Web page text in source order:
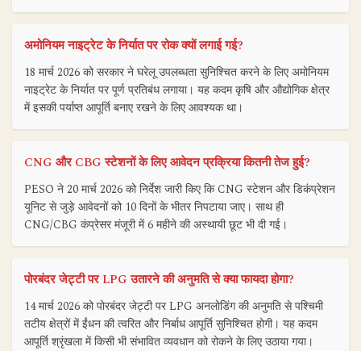
अमोनियम नाइट्रेट के निर्यात पर रोक क्यों लगाई गई?
18 मार्च 2026 को सरकार ने घरेलू उपलब्धता सुनिश्चित करने के लिए अमोनियम
नाइट्रेट के निर्यात पर पूर्ण प्रतिबंध लगाया। यह कदम कृषि और औद्योगिक क्षेत्र
में इसकी पर्याप्त आपूर्ति बनाए रखने के लिए आवश्यक था।
CNG और CBG स्टेशनों के लिए आवेदन प्रक्रिया कितनी तेज हुई?
PESO ने 20 मार्च 2026 को निर्देश जारी किए कि CNG स्टेशन और डिकंप्रेशन
यूनिट से जुड़े आवेदनों को 10 दिनों के भीतर निपटाया जाए। साथ ही
CNG/CBG कंप्रेसर मंजूरी में 6 महीने की अस्थायी छूट भी दी गई।
पोरबंदर जेट्टी पर LPG उतारने की अनुमति से क्या फायदा होगा?
14 मार्च 2026 को पोरबंदर जेट्टी पर LPG अनलोडिंग की अनुमति से पश्चिमी
तटीय क्षेत्रों में ईंधन की त्वरित और निर्बाध आपूर्ति सुनिश्चित होगी। यह कदम
आपूर्ति श्रृंखला में किसी भी संभावित व्यवधान को रोकने के लिए उठाया गया।